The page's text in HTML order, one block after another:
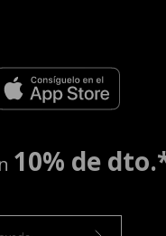
10% de